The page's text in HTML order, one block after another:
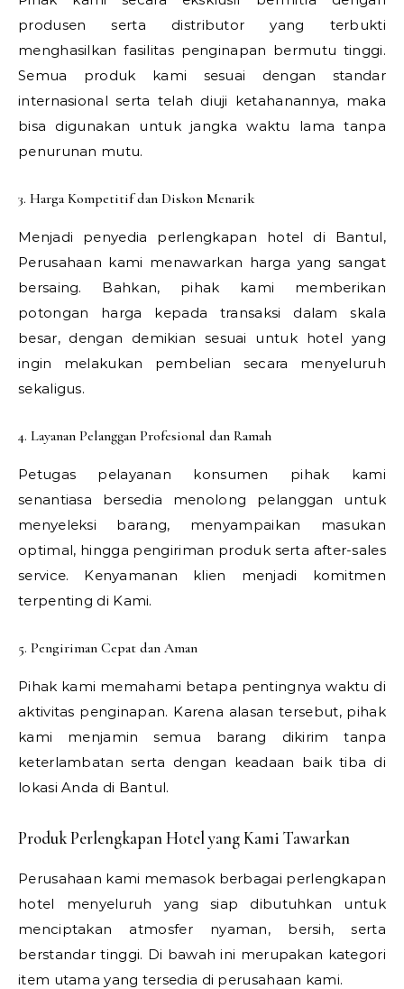
produsen serta distributor yang terbukti
menghasilkan fasilitas penginapan bermutu tinggi.
Semua produk kami sesuai dengan standar
internasional serta telah diuji ketahanannya, maka
bisa digunakan untuk jangka waktu lama tanpa
penurunan mutu.
3. Harga Kompetitif dan Diskon Menarik
Menjadi penyedia perlengkapan hotel di Bantul,
Perusahaan kami menawarkan harga yang sangat
bersaing. Bahkan, pihak kami memberikan
potongan harga kepada transaksi dalam skala
besar, dengan demikian sesuai untuk hotel yang
ingin melakukan pembelian secara menyeluruh
sekaligus.
4. Layanan Pelanggan Profesional dan Ramah
Petugas pelayanan konsumen pihak kami
senantiasa bersedia menolong pelanggan untuk
menyeleksi barang, menyampaikan masukan
optimal, hingga pengiriman produk serta after-sales
service. Kenyamanan klien menjadi komitmen
terpenting di Kami.
5. Pengiriman Cepat dan Aman
Pihak kami memahami betapa pentingnya waktu di
aktivitas penginapan. Karena alasan tersebut, pihak
kami menjamin semua barang dikirim tanpa
keterlambatan serta dengan keadaan baik tiba di
lokasi Anda di Bantul.
Produk Perlengkapan Hotel yang Kami Tawarkan
Perusahaan kami memasok berbagai perlengkapan
hotel menyeluruh yang siap dibutuhkan untuk
menciptakan atmosfer nyaman, bersih, serta
berstandar tinggi. Di bawah ini merupakan kategori
item utama yang tersedia di perusahaan kami.